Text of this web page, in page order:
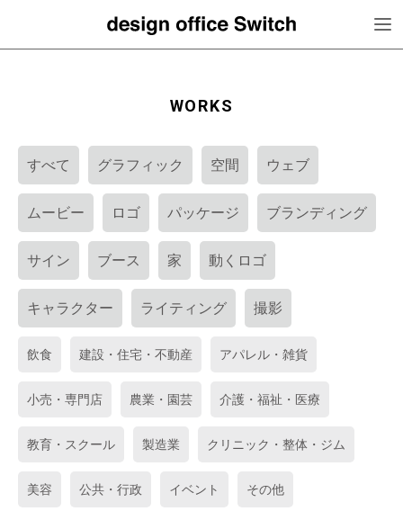
WORKS
すべて グラフィック 空間 ウェブ
ムービー ロゴ パッケージ ブランディング
サイン ブース 家 動くロゴ
キャラクター ライティング 撮影
飲食 建設・住宅・不動産 アパレル・雑貨
小売・専門店 農業・園芸 介護・福祉・医療
教育・スクール 製造業 クリニック・整体・ジム
美容 公共・行政 イベント その他